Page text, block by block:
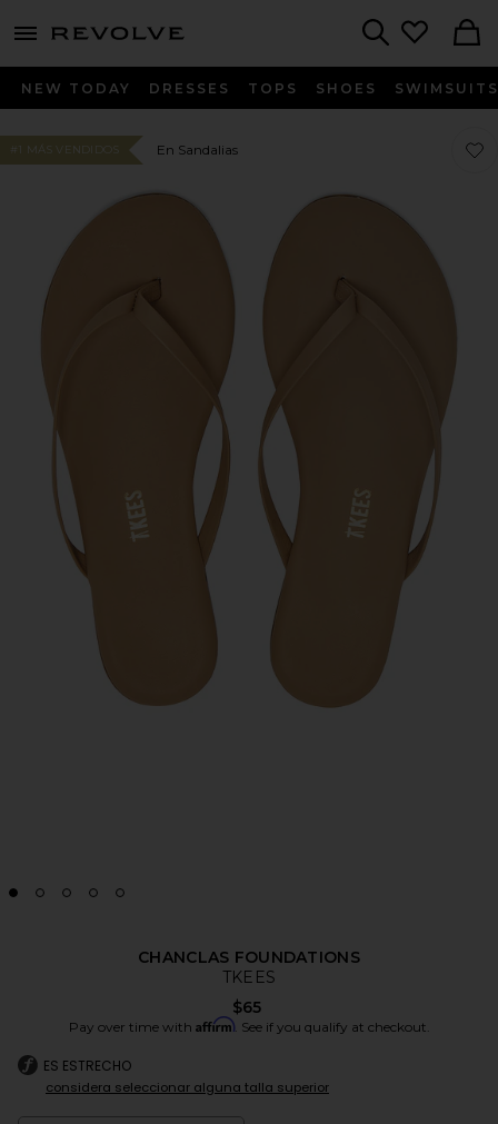
menu - shows more content
NEW TODAY DRESSES TOPS SHOES SWIMSUITS
#1 MÁS VENDIDOS En Sandalias
CHANCLAS FOUNDATIONS
TKEES
$65
Pay over time with Affirm. See if you qualify at checkout.
ES ESTRECHO
considera seleccionar alguna talla superior